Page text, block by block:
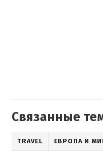
Связанные
TRAVEL ЕВРОПА И